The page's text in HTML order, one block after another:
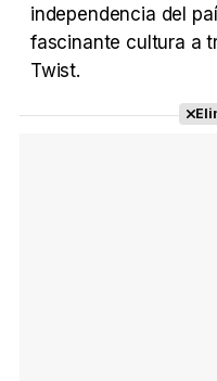
independencia del
fascinante cultura a
Twist.